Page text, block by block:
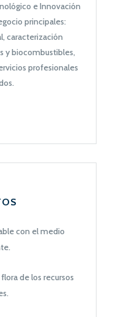
e Innovación
principales:
caracterización
y biocombustibles,
profesionales
con el medio
de los recursos